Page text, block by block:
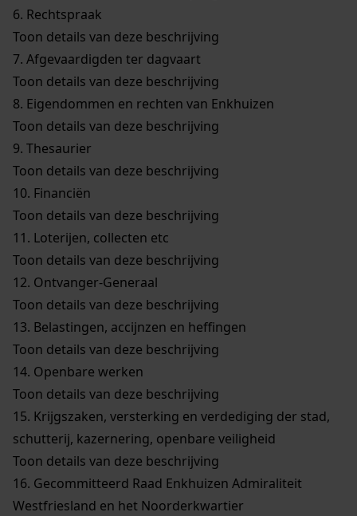
6. Rechtspraak
Toon details van deze beschrijving
7. Afgevaardigden ter dagvaart
Toon details van deze beschrijving
8. Eigendommen en rechten van Enkhuizen
Toon details van deze beschrijving
9. Thesaurier
Toon details van deze beschrijving
10. Financiën
Toon details van deze beschrijving
11. Loterijen, collecten etc
Toon details van deze beschrijving
12. Ontvanger-Generaal
Toon details van deze beschrijving
13. Belastingen, accijnzen en heffingen
Toon details van deze beschrijving
14. Openbare werken
Toon details van deze beschrijving
15. Krijgszaken, versterking en verdediging der stad,
schutterij, kazernering, openbare veiligheid
Toon details van deze beschrijving
16. Gecommitteerd Raad Enkhuizen Admiraliteit
Westfriesland en het Noorderkwartier